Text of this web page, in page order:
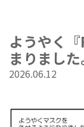
ようやく
まりました
2026.06.12